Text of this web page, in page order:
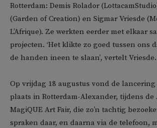
Rotterdam: Demis Rolador
(Garden of Creation) en Sigmar Vriesde
L’Afrique). Ze werkten eerder met elkaar
projecten. ‘Het klikte zo goed tussen ons
de handen ineen te slaan’, vertelt Vriesde.
Op vrijdag 18 augustus vond de lancering
plaats in Rotterdam-Alexander, tijdens de
MagiQUE Art Fair, die zo’n tachtig
spraken daar, en daarna via de telefoon,